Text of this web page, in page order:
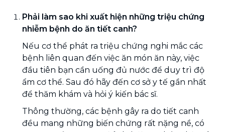
Phải làm sao khi xuất hiện những triệu chứng
nhiễm bệnh do ăn tiết canh?
Nếu cơ thể phát ra triệu chứng nghi mắc các
bệnh liên quan đến việc ăn món ăn này, việc
đầu tiên bạn cần uống đủ nước để duy trì độ
ẩm cơ thể. Sau đó hãy đến cơ sở y tế gần nhất
để thăm khám và hỏi ý kiến bác sĩ.
Thông thường, các bệnh gây ra do tiết canh
đều mang những biến chứng rất nặng nề, có